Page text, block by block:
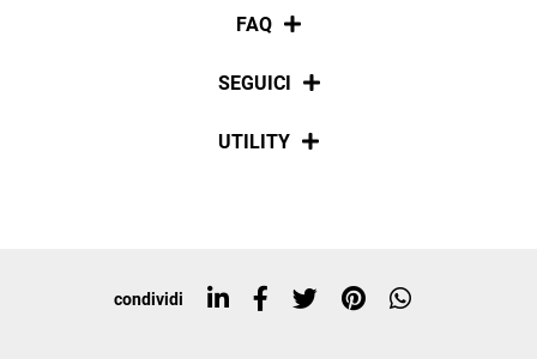
Chi siamo
FAQ
Pagamenti
SEGUICI
Social
UTILITY
Top ricerche
condividi